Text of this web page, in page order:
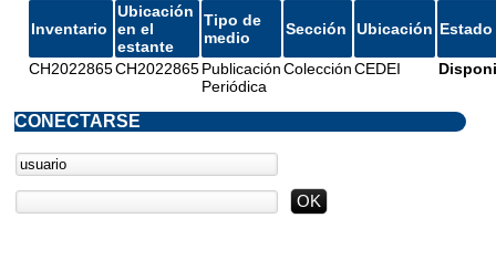
Inventario
Ubicación
en el
estante
Tipo de
medio
Sección Ubicación Estado
CH2022865CH2022865Publicación
Periódica
ColecciónCEDEI
CONECTARSE